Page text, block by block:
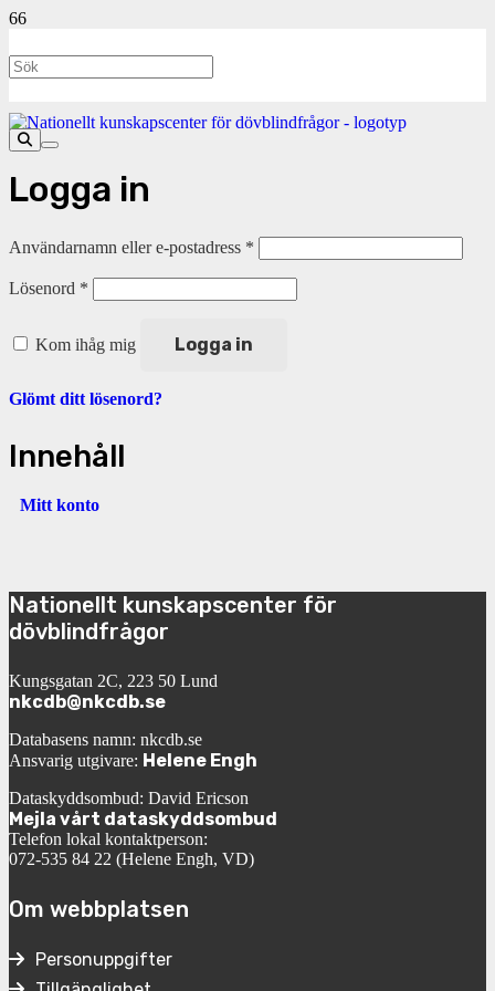
Logga in
Användarnamn eller e-postadress *
Lösenord *
Kom ihåg mig Logga in
Glömt ditt lösenord?
Innehåll
Mitt konto
Nationellt kunskapscenter för
dövblindfrågor
Kungsgatan 2C, 223 50 Lund
nkcdb@nkcdb.se
Databasens namn: nkcdb.se
Ansvarig utgivare: Helene Engh
Dataskyddsombud: David Ericson
Mejla vårt dataskyddsombud
Telefon lokal kontaktperson:
072-535 84 22 (Helene Engh, VD)
Om webbplatsen
Personuppgifter